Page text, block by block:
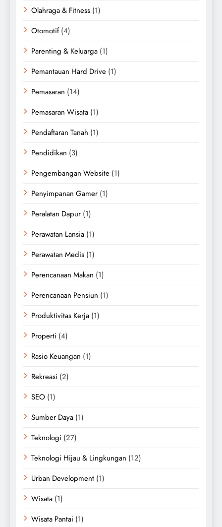
Olahraga & Fitness (1)
Otomotif(4)
Parenting & Keluarga (1)
Pemantauan Hard Drive (1)
Pemasaran (14)
Pemasaran Wisata (1)
Pendaftaran Tanah (1)
Pendidikan (3)
Pengembangan Website (1)
Penyimpanan Gamer (1)
Peralatan Dapur (1)
Perawatan Lansia (1)
Perawatan Medis (1)
Perencanaan Makan (1)
Perencanaan Pensiun (1)
Produktivitas Kerja (1)
Properti (4)
Rasio Keuangan (1)
Rekreasi (2)
SEO (1)
Sumber Daya (1)
Teknologi (27)
Teknologi Hijau & Lingkungan (12)
Urban Development (1)
Wisata (1)
Wisata Pantai (1)